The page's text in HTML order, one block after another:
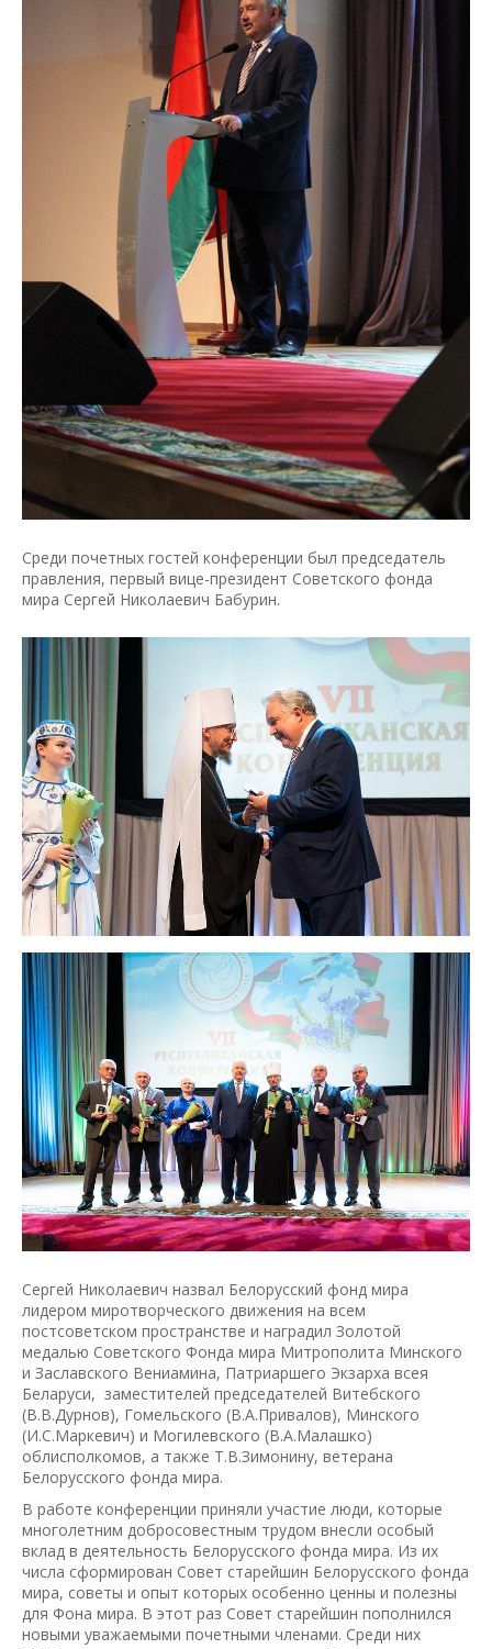
Среди почетных гостей конференции был председатель
правления, первый вице-президент Советского фонда
мира Сергей Николаевич Бабурин.
Сергей Николаевич назвал Белорусский фонд мира
лидером миротворческого движения на всем
постсоветском пространстве и наградил Золотой
медалью Советского Фонда мира Митрополита Минского
и Заславского Вениамина, Патриаршего Экзарха всея
Беларуси, заместителей председателей Витебского
(В.В.Дурнов), Гомельского (В.А.Привалов), Минского
(И.С.Маркевич) и Могилевского (В.А.Малашко)
облисполкомов, а также Т.В.Зимонину, ветерана
Белорусского фонда мира.
В работе конференции приняли участие люди, которые
многолетним добросовестным трудом внесли особый
вклад в деятельность Белорусского фонда мира. Из их
числа сформирован Совет старейшин Белорусского фонда
мира, советы и опыт которых особенно ценны и полезны
для Фона мира. В этот раз Совет старейшин пополнился
новыми уважаемыми почетными членами. Среди них